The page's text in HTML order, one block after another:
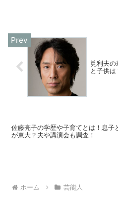
筧利夫の
と子供は
佐藤亮子の学歴や子育てとは！息子
が東大？夫や講演会も調査！
ホーム 芸能人